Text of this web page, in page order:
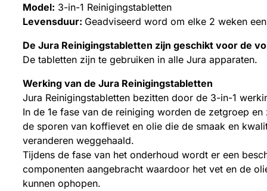
Model: 3-in-1 Reinigingstabletten
Levensduur: Geadviseerd word om elke 2 weken
De Jura Reinigingstabletten zijn geschikt voor de
De tabletten zijn te gebruiken in alle Jura apparaten.
Werking van de Jura Reinigingstabletten
Jura Reinigingstabletten bezitten door de 3-in-1
In de 1e fase van de reiniging worden de zetgroep
de sporen van koffievet en olie die de smaak en
veranderen weggehaald.
Tijdens de fase van het onderhoud wordt er een
componenten aangebracht waardoor het vet en de
kunnen ophopen.